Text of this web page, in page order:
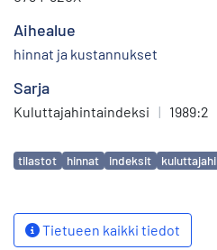
Aihealue
hinnat ja kustannukset
Sarja
Kuluttajahintaindeksi | 1989:2
Avainsanat
tilastot hinnat indeksit
Tietueen kaikki tiedot